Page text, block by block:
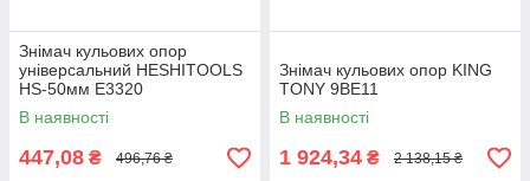
Знімач кульових опор
універсальний HESHITOOLS
HS-50мм E3320
В наявності
447,08 ₴ 496,76 ₴
Знімач кульових опор KING
TONY 9BE11
В наявності
1 924,34 ₴ 2 138,15 ₴